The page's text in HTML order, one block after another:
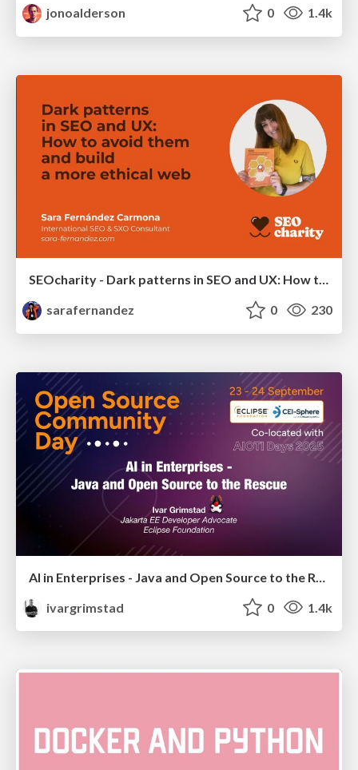
jonoalderson
0 1.4k
SEOcharity - Dark patterns in SEO and UX: How to avoid them and build a more ethical web
sarafernandez
0 230
ivargrimstad
0 1.4k